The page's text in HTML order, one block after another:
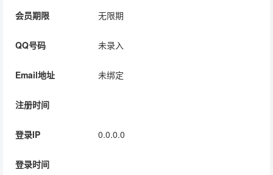
剧情片
会员期限 无限期
QQ号码 未录入
Email地址 未绑定
注册时间
登录IP 0.0.0.0
登录时间